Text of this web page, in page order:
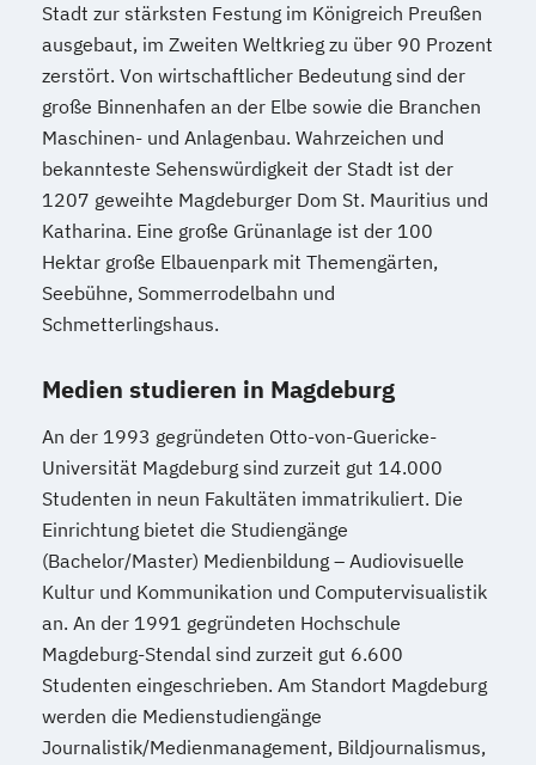
Stadt zur stärksten Festung im Königreich Preußen
ausgebaut, im Zweiten Weltkrieg zu über 90 Prozent
zerstört. Von wirtschaftlicher Bedeutung sind der
große Binnenhafen an der Elbe sowie die Branchen
Maschinen- und Anlagenbau. Wahrzeichen und
bekannteste Sehenswürdigkeit der Stadt ist der
1207 geweihte Magdeburger Dom St. Mauritius und
Katharina. Eine große Grünanlage ist der 100
Hektar große Elbauenpark mit Themengärten,
Seebühne, Sommerrodelbahn und
Schmetterlingshaus.
Medien studieren in Magdeburg
An der 1993 gegründeten Otto-von-Guericke-
Universität Magdeburg sind zurzeit gut 14.000
Studenten in neun Fakultäten immatrikuliert. Die
Einrichtung bietet die Studiengänge
(Bachelor/Master) Medienbildung – Audiovisuelle
Kultur und Kommunikation und Computervisualistik
an. An der 1991 gegründeten Hochschule
Magdeburg-Stendal sind zurzeit gut 6.600
Studenten eingeschrieben. Am Standort Magdeburg
werden die Medienstudiengänge
Journalistik/Medienmanagement, Bildjournalismus,